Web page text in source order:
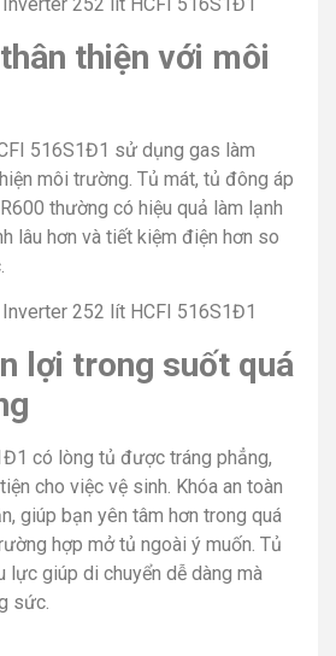
thiện với môi
516S1Đ1 sử dụng gas làm
môi trường. Tủ mát, tủ đông áp
thường có hiệu quả làm lạnh
lâu hơn và tiết kiệm điện hơn so
lợi trong suốt quá
có lòng tủ được tráng phẳng,
cho việc vệ sinh. Khóa an toàn
giúp bạn yên tâm hơn trong quá
hợp mở tủ ngoài ý muốn. Tủ
lực giúp di chuyển dễ dàng mà
sức.